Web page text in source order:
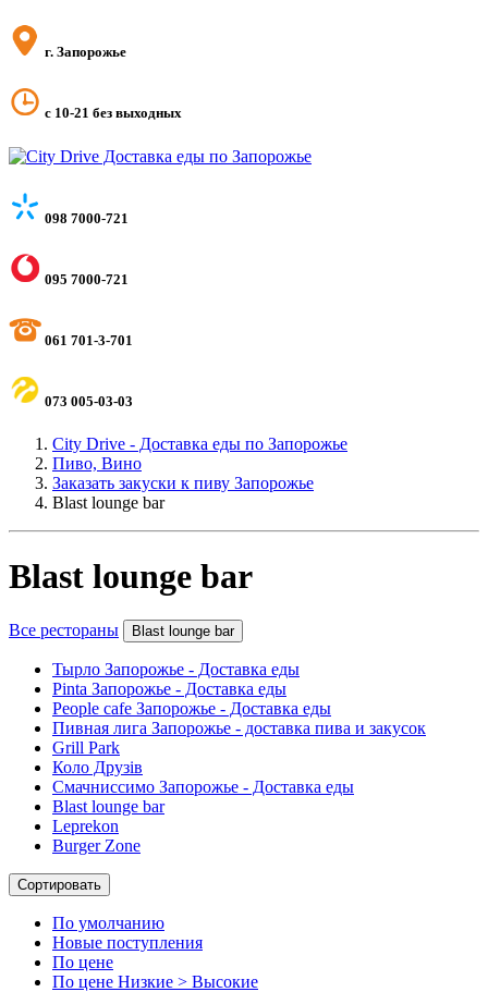
г. Запорожье
с 10-21 без выходных
098 7000-721
095 7000-721
061 701-3-701
073 005-03-03
City Drive - Доставка еды по Запорожье
Пиво, Вино
Заказать закуски к пиву Запорожье
Blast lounge bar
Blast lounge bar
Все рестораны Blast lounge bar
Тырло Запорожье - Доставка еды
Pinta Запорожье - Доставка еды
People cafe Запорожье - Доставка еды
Пивная лига Запорожье - доставка пива и закусок
Grill Park
Коло Друзів
Смачниссимо Запорожье - Доставка еды
Blast lounge bar
Leprekon
Burger Zone
Сортировать
По умолчанию
Новые поступления
По цене
По цене Низкие > Высокие